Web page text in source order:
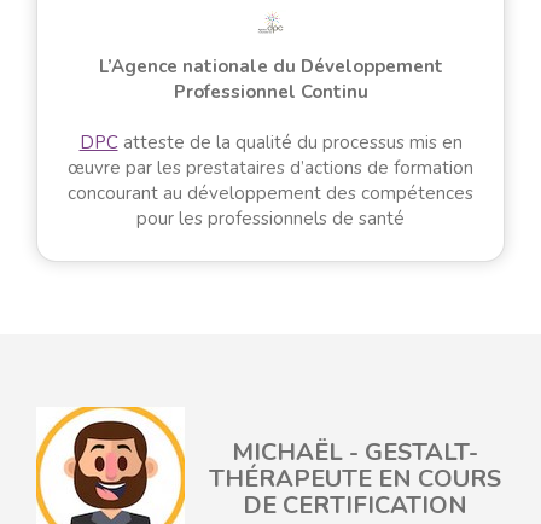
L’Agence nationale du Développement
Professionnel Continu
DPC atteste de la qualité du processus mis en
œuvre par les prestataires d’actions de formation
concourant au développement des compétences
pour les professionnels de santé
MICHAËL - GESTALT-
THÉRAPEUTE EN COURS
DE CERTIFICATION